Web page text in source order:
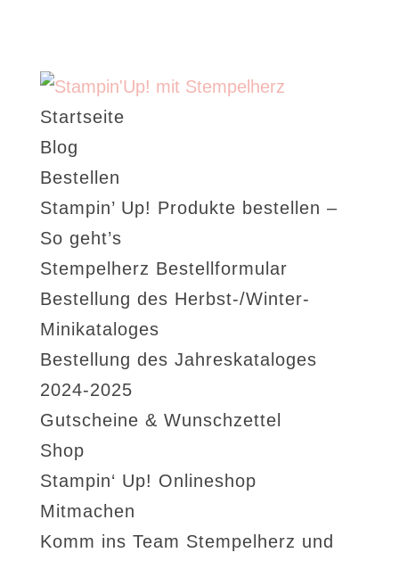
Startseite
Blog
Bestellen
Stampin’ Up! Produkte bestellen –
So geht’s
Stempelherz Bestellformular
Bestellung des Herbst-/Winter-
Minikataloges
Bestellung des Jahreskataloges
2024-2025
Gutscheine & Wunschzettel
Shop
Stampin‘ Up! Onlineshop
Mitmachen
Komm ins Team Stempelherz und